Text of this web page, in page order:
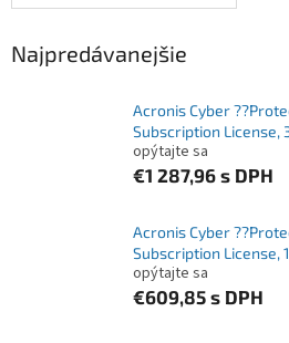
Najpredávanejšie
Acronis Cyber
Subscription License,
opýtajte sa
€1 287,96 s DPH
Acronis Cyber
Subscription License,
opýtajte sa
€609,85 s DPH